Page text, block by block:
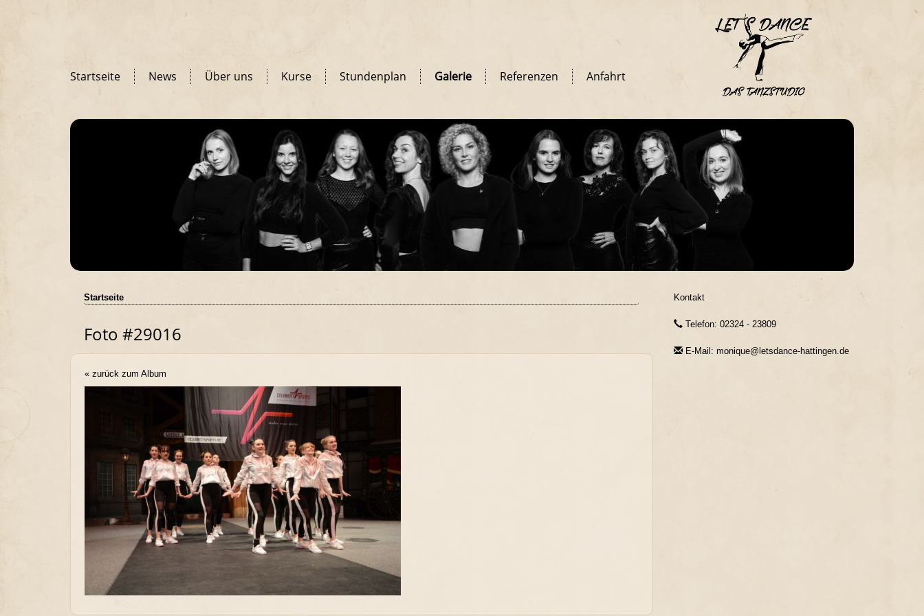
Startseite News Über uns Kurse Stundenplan Galerie Referenzen Anfahrt
Startseite
Foto #29016
« zurück zum Album
Kontakt
Telefon: 02324 - 23809
E-Mail: monique@letsdance-hattingen.de